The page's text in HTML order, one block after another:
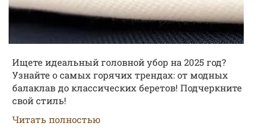
Ищете идеальный головной убор на 2025 год?
Узнайте о самых горячих трендах: от модных
балаклав до классических беретов! Подчеркните
свой стиль!
Читать полностью